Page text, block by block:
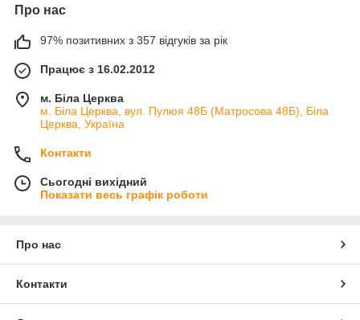
Про нас
97% позитивних з 357 відгуків за рік
Працює з 16.02.2012
м. Біла Церква
м. Біла Церква, вул. Пулюя 48Б (Матросова 48Б), Біла
Церква, Україна
Контакти
Сьогодні вихідний
Показати весь графік роботи
Про нас
Контакти